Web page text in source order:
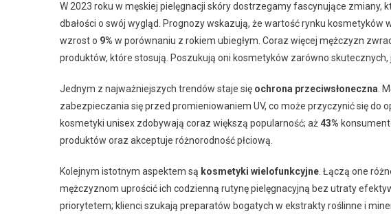
W 2023 roku w męskiej pielęgnacji skóry dostrzegamy fascynujące zmiany,
dbałości o swój wygląd. Prognozy wskazują, że wartość rynku kosmetyków
wzrost o 9% w porównaniu z rokiem ubiegłym. Coraz więcej mężczyzn
produktów, które stosują. Poszukują oni kosmetyków zarówno skutecznych,
Jednym z najważniejszych trendów staje się ochrona przeciwsłoneczna .
zabezpieczania się przed promieniowaniem UV, co może przyczynić się do
kosmetyki unisex zdobywają coraz większą popularność; aż43%
produktów oraz akceptuje różnorodność płciową.
Kolejnym istotnym aspektem są kosmetyki wielofunkcyjne . Łączą one
mężczyznom uprościć ich codzienną rutynę pielęgnacyjną bez utraty
priorytetem; klienci szukają preparatów bogatych w ekstrakty roślinne i